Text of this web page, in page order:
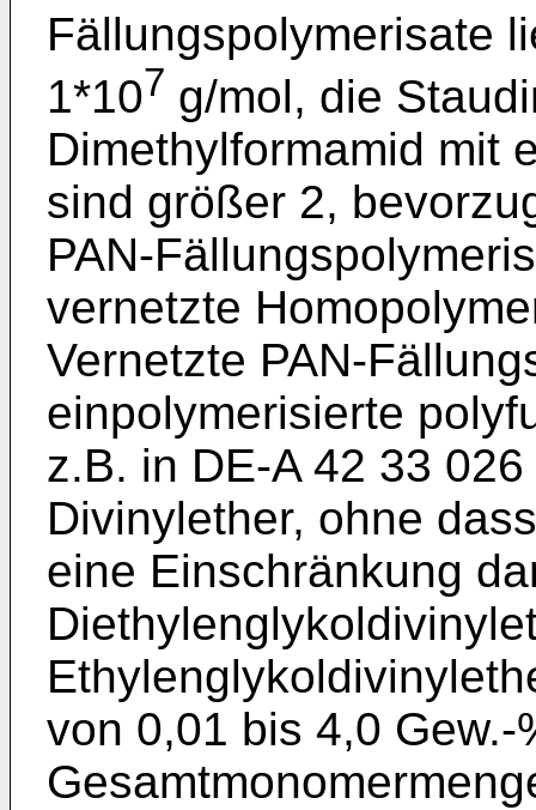
Fällungspolymerisate
1*107 g/mol, die
Dimethylformamid mit
sind größer 2,
PAN-
vernetzte
Vernetzte PAN-
einpolymerisierte
z.B. in DE-A 42 33
Divinylether, ohne
eine Einschränkung
von 0,01 bis 4,0